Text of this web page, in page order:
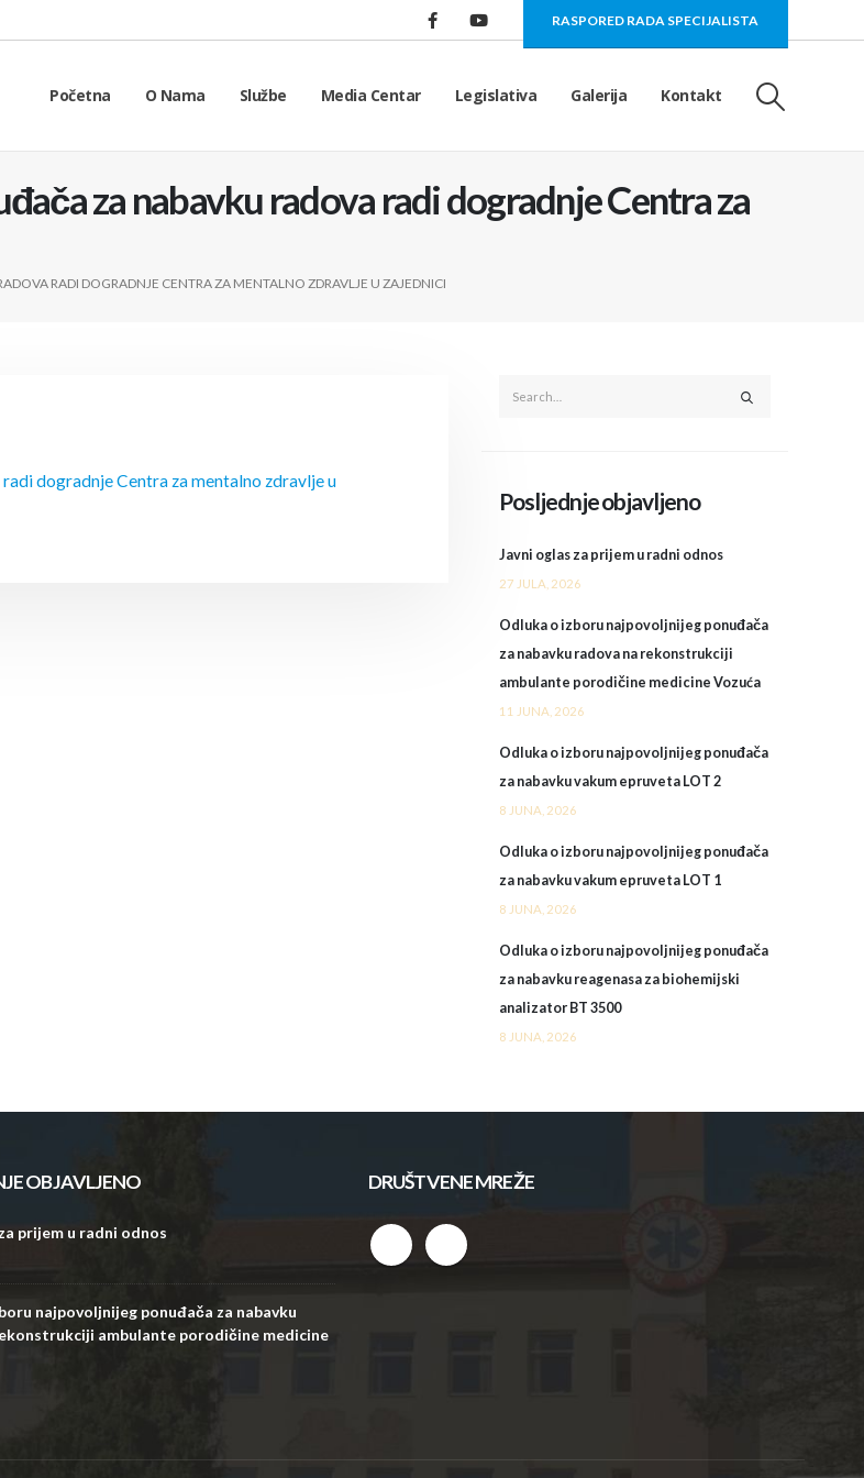
RASPORED RADA SPECIJALISTA
Početna O Nama Službe Media Centar Legislativa Galerija Kontakt
za nabavku radova radi dogradnje Centra za
RADI DOGRADNJE CENTRA ZA MENTALNO ZDRAVLJE U ZAJEDNICI
dogradnje Centra za mentalno zdravlje u
Posljednje objavljeno
Javni oglas za prijem u radni odnos
27 JULA, 2026
Odluka o izboru najpovoljnijeg ponuđača
za nabavku radova na rekonstrukciji
ambulante porodičine medicine Vozuća
11 JUNA, 2026
Odluka o izboru najpovoljnijeg ponuđača
za nabavku vakum epruveta LOT 2
8 JUNA, 2026
Odluka o izboru najpovoljnijeg ponuđača
za nabavku vakum epruveta LOT 1
8 JUNA, 2026
Odluka o izboru najpovoljnijeg ponuđača
za nabavku reagenasa za biohemijski
analizator BT 3500
8 JUNA, 2026
OBJAVLJENO
prijem u radni odnos
najpovoljnijeg ponuđača za nabavku
ambulante porodičine medicine
DRUŠTVENE MREŽE